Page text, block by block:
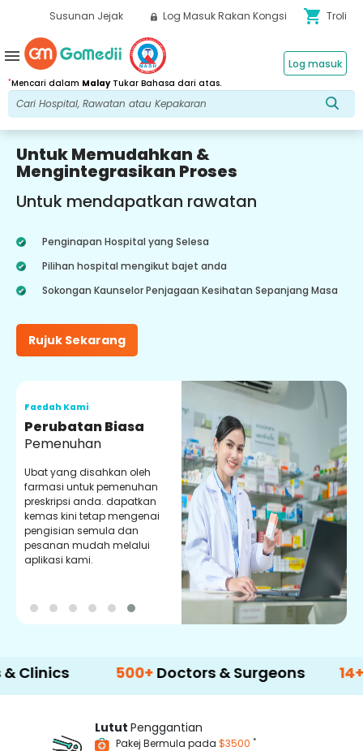
Susunan Jejak Log Masuk Rakan Kongsi shopping_cart Troli
*Mencari dalam MalayTukar Bahasa dari atas.
Log masuk
menu
Untuk Memudahkan &
Mengintegrasikan Proses
Untuk mendapatkan rawatan
Penginapan Hospital yang Selesa
Pilihan hospital mengikut bajet anda
Sokongan Kaunselor Penjagaan Kesihatan Sepanjang Masa
Rujuk Sekarang
Faedah Kami
Perubatan Biasa
Pemenuhan
Ubat yang disahkan oleh
farmasi untuk pemenuhan
preskripsi anda. dapatkan
kemas kini tetap mengenai
pengisian semula dan
pesanan mudah melalui
aplikasi kami.
500+ Doctors & Surgeons 14+
Lutut Penggantian
Pakej Bermula pada $3500 *